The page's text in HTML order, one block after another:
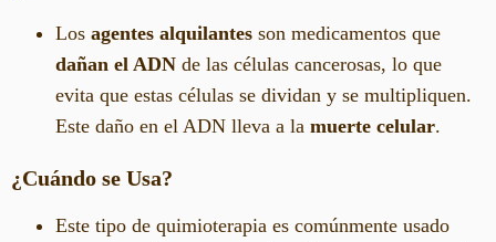
Los agentes alquilantes son medicamentos que
dañan el ADN de las células cancerosas, lo que
evita que estas células se dividan y se multipliquen.
Este daño en el ADN lleva a la muerte celular.
¿Cuándo se Usa?
Este tipo de quimioterapia es comúnmente usado